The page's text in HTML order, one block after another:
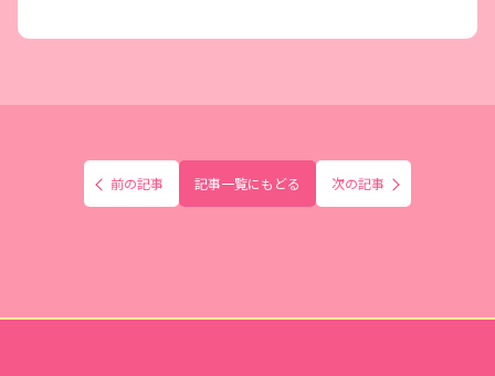
前の記事 記事一覧にもどる 次の記事